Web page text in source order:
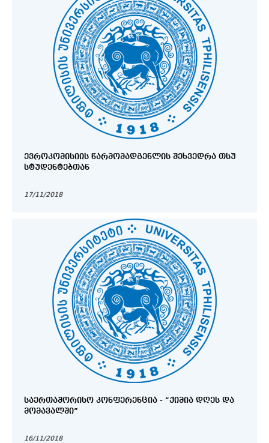
ᲔᲕᲠᲝᲙᲝᲛᲘᲡᲘᲘᲡ ᲬᲐᲠᲛᲝᲛᲐᲓᲒᲔᲜᲚᲘᲡ ᲨᲔᲮᲕᲔᲓᲠᲐ ᲗᲡᲣ
ᲡᲢᲣᲓᲔᲜᲢᲔᲑᲗᲐᲜ
17/11/2018
ᲡᲐᲔᲠᲗᲐᲨᲝᲠᲘᲡᲝ ᲙᲝᲜᲤᲔᲠᲔᲜᲪᲘᲐ - “ᲥᲘᲛᲘᲐ ᲓᲦᲔᲡ ᲓᲐ
ᲛᲝᲛᲐᲕᲐᲚᲨᲘ”
16/11/2018